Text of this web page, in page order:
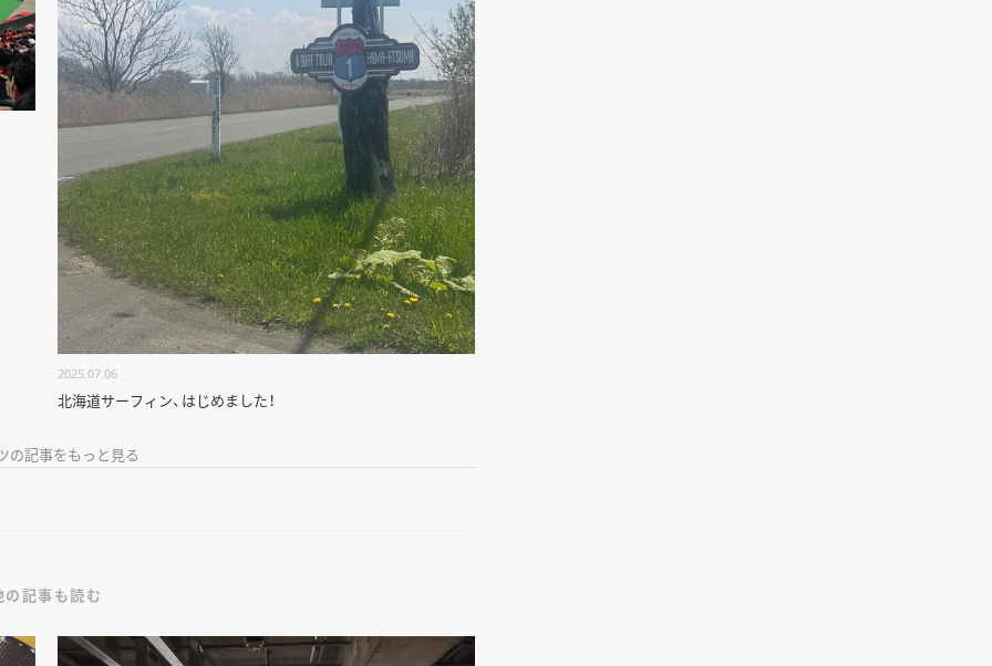
2025.07.06
北海道サーフィン、はじめました！
の記事をもっと見る
の記事も読む